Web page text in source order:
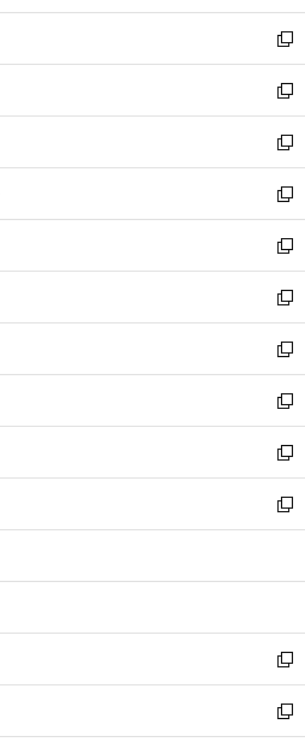
開
く
ウ
で
開
く
ン
ド
ウ
で
開
く
ウ
ィ
ン
ド
ウ
で
開
く
新
し
い
ウ
ィ
ン
ド
ウ
で
開
く
新
し
い
ウ
ィ
ン
ド
ウ
で
開
く
新
し
い
ウ
ィ
ン
ド
ウ
で
開
く
新
し
い
ウ
ィ
ン
ド
ウ
で
開
く
新
し
い
ウ
ィ
ン
ド
ウ
で
開
く
新
し
い
ウ
ィ
ン
ド
ウ
で
開
新
し
い
ウ
ィ
ン
ド
ウ
開
新
し
い
ウ
ィ
ン
ウ
開
く
新
し
い
ウ
ン
ウ
で
開
く
新
し
ウ
ン
ド
ウ
で
開
新
し
い
ウ
新
し